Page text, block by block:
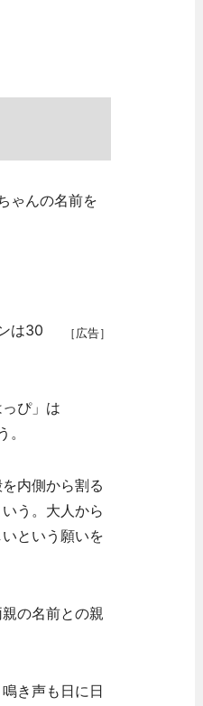
ゃんの名前を
［広告］
は30
ぴ」は
内側から割る
う。大人から
という願いを
の名前との親
き声も日に日